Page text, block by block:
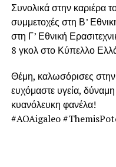
Συνολικά στην καριέρα
συμμετοχές στη Β’
στη Γ’ Εθνική
8 γκολ στο Κύπελλο
Θέμη, καλωσόρισες στην
ευχόμαστε υγεία, δύναμη
κυανόλευκη φανέλα!
#AOAigaleo